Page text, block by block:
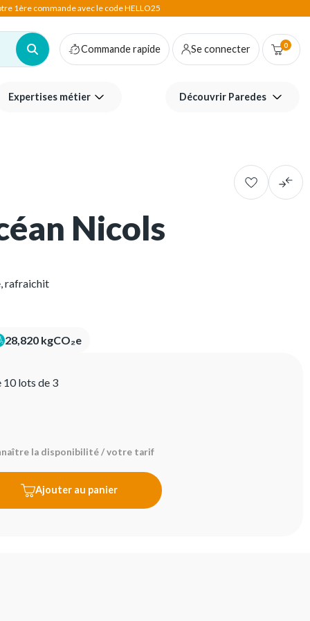
1ère commande avec le code HELLO25
Commande rapide Se connecter 0
Expertises métier Découvrir Paredes
Nicols
rafraichit
28,820 kgCO₂e
10 lots de 3
la disponibilité / votre tarif
Ajouter au panier